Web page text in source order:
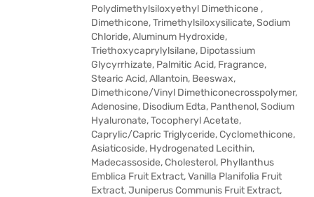
Polydimethylsiloxyethyl Dimethicone ,
Dimethicone, Trimethylsiloxysilicate, Sodium
Chloride, Aluminum Hydroxide,
Triethoxycaprylylsilane, Dipotassium
Glycyrrhizate, Palmitic Acid, Fragrance,
Stearic Acid, Allantoin, Beeswax,
Dimethicone/Vinyl Dimethiconecrosspolymer,
Adenosine, Disodium Edta, Panthenol, Sodium
Hyaluronate, Tocopheryl Acetate,
Caprylic/Capric Triglyceride, Cyclomethicone,
Asiaticoside, Hydrogenated Lecithin,
Madecassoside, Cholesterol, Phyllanthus
Emblica Fruit Extract, Vanilla Planifolia Fruit
Extract, Juniperus Communis Fruit Extract,